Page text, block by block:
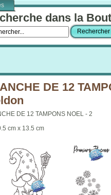
dans la
DE 12
DE 12 TAMPONS NOEL - 2
cm x 13.5 cm